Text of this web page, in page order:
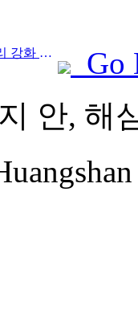
Prev:문화관광부: 관광지 품질관리 강화 및 명승지 서비스 수준 향상
Go
안, 해